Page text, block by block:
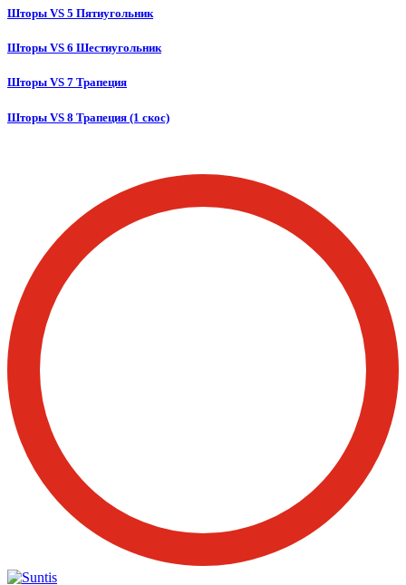
Шторы VS 5 Пятиугольник
Шторы VS 6 Шестиугольник
Шторы VS 7 Трапеция
Шторы VS 8 Трапеция (1 скос)